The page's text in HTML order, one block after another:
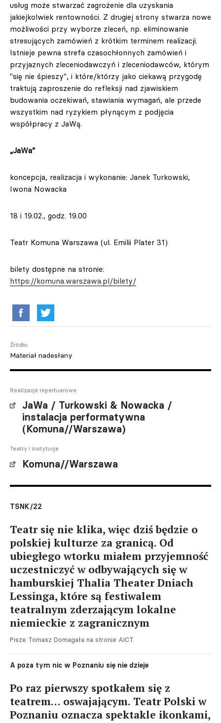
usług może stwarzać zagrożenie dla uzyskania
jakiejkolwiek rentowności. Z drugiej strony stwarza nowe
możliwości przy wyborze zleceń, np. eliminowanie
stresujących zamówień z krótkim terminem realizacji.
Istnieje pewna strefa czasochłonnych zamówień i
przyjaznych zleceniodawczyń i zleceniodawców, którym
"się nie śpieszy", i które/którzy jako ciekawą przygodę
traktują zaproszenie do refleksji nad zjawiskiem
budowania oczekiwań, stawiania wymagań, ale przede
wszystkim nad ryzykiem płynącym z podjęcia
współpracy z JaWą.
„JaWa”
koncepcja, realizacja i wykonanie: Janek Turkowski,
Iwona Nowacka
18 i 19.02., godz. 19.00
Teatr Komuna Warszawa (ul. Emilii Plater 31)
bilety dostępne na stronie:
https://komuna.warszawa.pl/bilety/
Źródło:
Materiał nadesłany
Realizacje repertuarowe
JaWa / Turkowski & Nowacka /
instalacja performatywna
(Komuna//Warszawa)
Teatry i instytucje
Komuna//Warszawa
TSNK/22
Teatr się nie klika, więc dziś będzie o
polskiej kulturze za granicą. Od
ubiegłego wtorku miałem przyjemność
uczestniczyć w odbywających się w
hamburskiej Thalia Theater Dniach
Lessinga, które są festiwalem
teatralnym zderzającym lokalne
niemieckie z zagranicznym
Pisze Tomasz Domagała na stronie AICT.
A poza tym nic w Poznaniu się nie dzieje
Po raz pierwszy spotkałem się z
teatrem… oswajającym. Teatr Polski w
Poznaniu oznacza spektakle ikonkami,